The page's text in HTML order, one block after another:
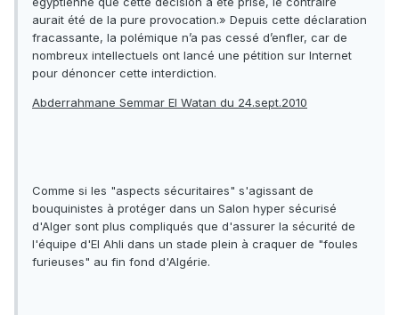
aurait été de la pure provocation.» Depuis cette déclaration
fracassante, la polémique n’a pas cessé d’enfler, car de
nombreux intellectuels ont lancé une pétition sur Internet
pour dénoncer cette interdiction.
Abderrahmane Semmar El Watan du 24.sept.2010
Comme si les "aspects sécuritaires" s'agissant de
bouquinistes à protéger dans un Salon hyper sécurisé
d'Alger sont plus compliqués que d'assurer la sécurité de
l'équipe d'El Ahli dans un stade plein à craquer de "foules
furieuses" au fin fond d'Algérie.